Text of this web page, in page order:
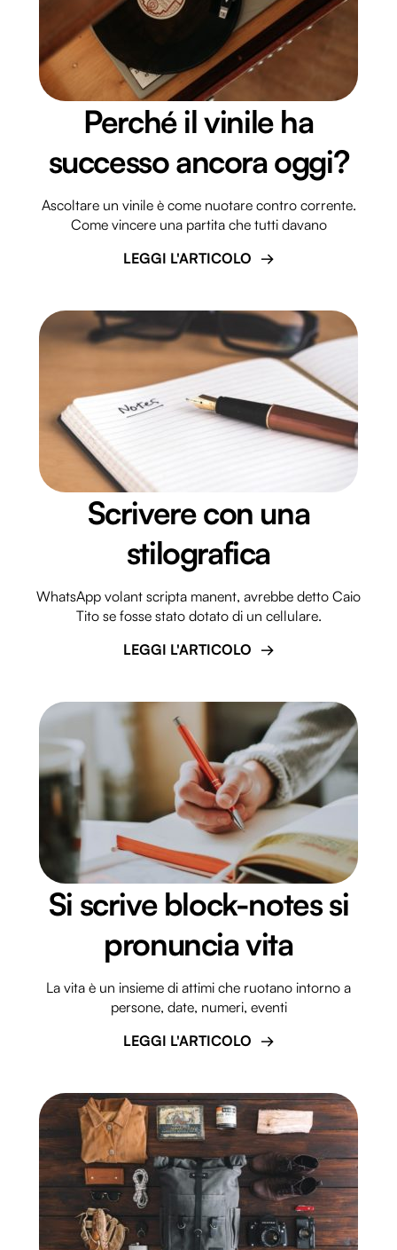
Perché il vinile ha
successo ancora oggi?
Ascoltare un vinile è come nuotare contro corrente.
Come vincere una partita che tutti davano
LEGGI L'ARTICOLO
Scrivere con una
stilografica
WhatsApp volant scripta manent, avrebbe detto Caio
Tito se fosse stato dotato di un cellulare.
LEGGI L'ARTICOLO
Si scrive block-notes si
pronuncia vita
La vita è un insieme di attimi che ruotano intorno a
persone, date, numeri, eventi
LEGGI L'ARTICOLO